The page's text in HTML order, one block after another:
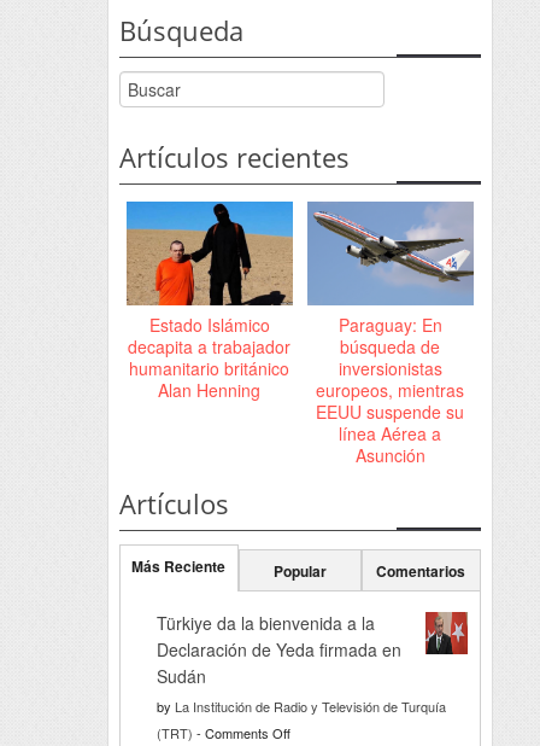
Búsqueda
Artículos recientes
Estado Islámico
decapita a trabajador
humanitario británico
Alan Henning
Paraguay: En
búsqueda de
inversionistas
europeos, mientras
EEUU suspende su
línea Aérea a
Asunción
Artículos
Más Reciente Popular Comentarios
Türkiye da la bienvenida a la
Declaración de Yeda firmada en
Sudán
by La Institución de Radio y Televisión de Turquía
(TRT) - Comments Offon